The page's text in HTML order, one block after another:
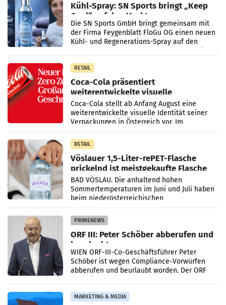
Kühl-Spray: SN Sports bringt „Keep
Cool“ auf den Markt
Die SN Sports GmbH bringt gemeinsam mit
der Firma Feygenblatt FloGu OG einen neuen
Kühl- und Regenerations-Spray auf den
RETAIL
Coca-Cola präsentiert
weiterentwickelte visuelle
Markenidentität
Coca-Cola stellt ab Anfang August eine
weiterentwickelte visuelle Identität seiner
Verpackungen in Österreich vor. Im
Mittelpunkt des Redesigns stehen zentrale
Gestaltungselemente
RETAIL
Vöslauer 1,5-Liter-rePET-Flasche
prickelnd ist meistgekaufte Flasche
Österreichs
BAD VÖSLAU. Die anhaltend hohen
Sommertemperaturen im Juni und Juli haben
beim niederösterreichischen
Getränkehersteller Vöslauer zu deutlichen
Absatzzuwächsen geführt. Während
PRIMENEWS
ORF III: Peter Schöber abberufen und
beurlaubt
WIEN ORF-III-Co-Geschäftsführer Peter
Schöber ist wegen Compliance-Vorwürfen
abberufen und beurlaubt worden. Der ORF
MARKETING & MEDIA